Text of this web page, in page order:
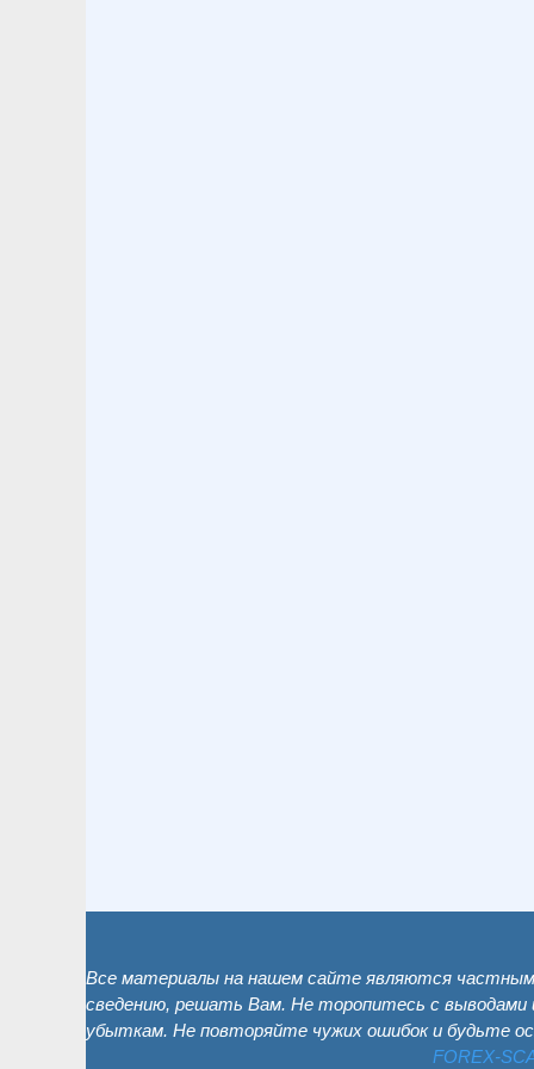
Все материалы на нашем сайте являются
сведению, решать Вам. Не торопитесь с выводами
убыткам. Не повторяйте чужих ошибок и будьте
FOREX-